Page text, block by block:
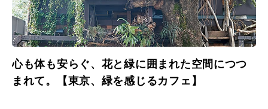
心も体も安らぐ、花と緑に囲まれた空間につつ
まれて。【東京、緑を感じるカフェ】